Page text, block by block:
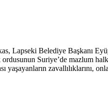
Lapseki Belediye Başkanı
Suriye’de mazlum
yaşayanların zavallılıklarını,